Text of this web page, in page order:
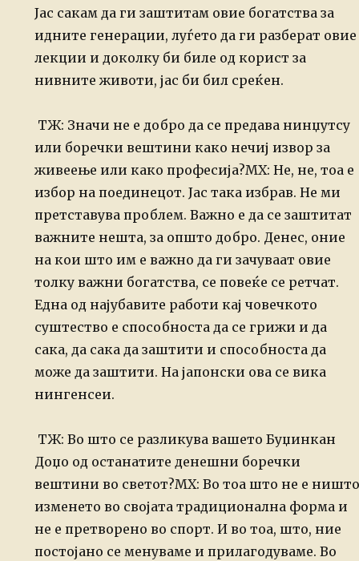
Јас сакам да ги заштитам овие богатства за
идните генерации, луѓето да ги разберат овие
лекции и доколку би биле одкорист за
нивните животи, јас би бил среќен.
ТЖ: Значи не е добро да се предава нинџутсу
или боречки вештини како нечиј извор за
живеење или како професија?МХ: Не, не, тоа е
избор на поединецот. Јас така избрав. Не ми
претставува проблем. Важно е да се заштитат
важните нешта, за општо добро. Денес, оние
на кои што им е важно да ги зачуваат овие
толкуважни богатства, се повеќе се ретчат.
Една од најубавите работи кај човечкото
суштество е способноста да се грижи и да
сака, да сака дазаштити и способноста да
може да заштити. На јапонски ова се вика
нингенсеи.
ТЖ: Во што се разликува вашето Буџинкан
Доџо од останатите денешни боречки
вештини во светот?МХ: Во тоа што не е ништо
изменето во својата традиционална форма и
не е претворено во спорт. И во тоа, што, ние
постојано се менуваме и прилагодуваме. Во